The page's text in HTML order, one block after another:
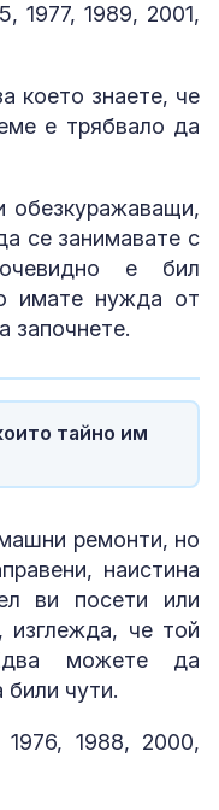
1977, 1989, 2001,
което знаете, че
е трябвало да
обезкуражаващи,
се занимавате с
е бил
имате нужда от
започнете.
тайно им
ремонти, но
наистина
ви посети или
изглежда, че той
можете да
били чути.
1976, 1988, 2000,